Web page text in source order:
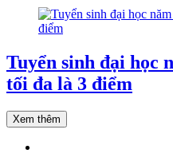
Tuyển sinh đại học
tối đa là 3 điểm
Xem thêm